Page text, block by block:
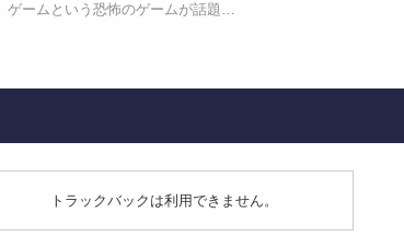
ゲームという恐怖のゲームが話題…
トラックバックは利用できません。